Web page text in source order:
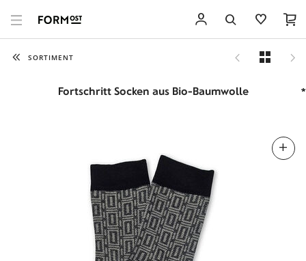
SORTIMENT
Fortschritt Socken aus Bio-Baumwolle *
*
*
*